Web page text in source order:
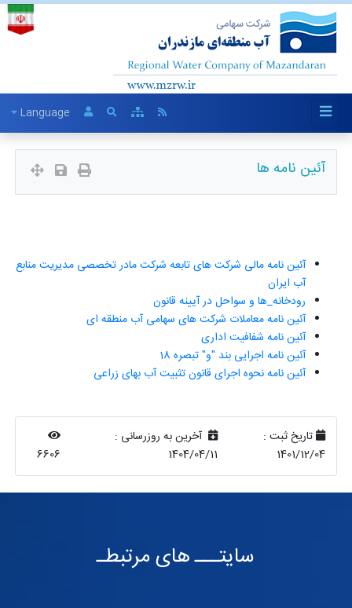
Language
آئین نامه ها
آئین نامه مالی شرکت های تابعه شرکت مادر تخصصی مدیریت منابع
آب ایران
رودخانه_ها و سواحل در آیینه قانون
آئین نامه معاملات شرکت های سهامی آب منطقه ای
آئین نامه شفافیت اداری
آئین نامه اجرایی بند "و" تبصره 18
آئین نامه نحوه اجرای قانون تثبیت آب بهای زراعی
تاریخ ثبت :
1401/12/04
آخرین به روزرسانی :
1404/04/11
6606
سایتـــ های مرتبطـ